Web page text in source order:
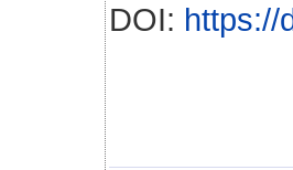
DOI: https://